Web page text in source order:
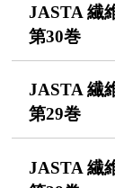
JASTA 繊
第30巻
JASTA 繊
第29巻
JASTA 繊